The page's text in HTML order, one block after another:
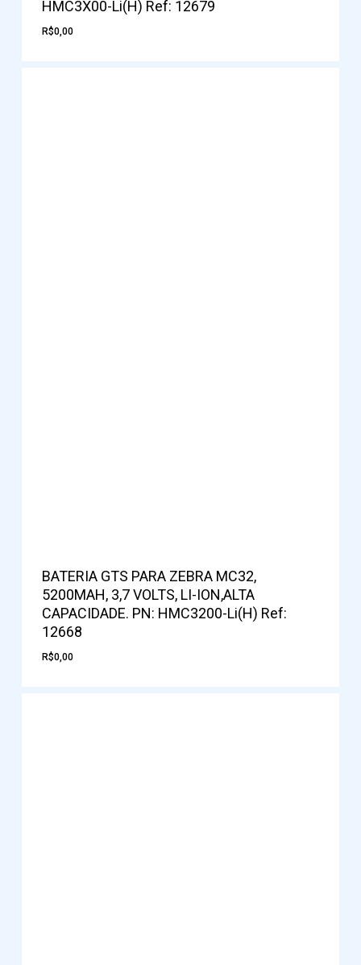
HMC3X00-Li(H) Ref: 12679
R$0,00
BATERIA GTS PARA ZEBRA MC32,
5200MAH, 3,7 VOLTS, LI-ION,ALTA
CAPACIDADE. PN: HMC3200-Li(H) Ref:
12668
R$0,00